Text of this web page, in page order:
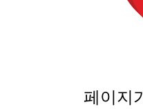
페이지